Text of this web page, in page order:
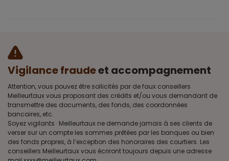
Vigilance fraudeet accompagnement
Attention, vous pouvez être sollicités par de faux conseillers
Meilleurtaux vous proposant des crédits et/ou vous demandant de
transmettre des documents, des fonds, des coordonnées
bancaires, etc.
Soyez vigilants · Meilleurtaux ne demande jamais à ses clients de
verser sur un compte les sommes prêtées par les banques ou bien
des fonds propres, à l’exception des honoraires des courtiers. Les
conseillers Meilleurtaux vous écriront toujours depuis une adresse